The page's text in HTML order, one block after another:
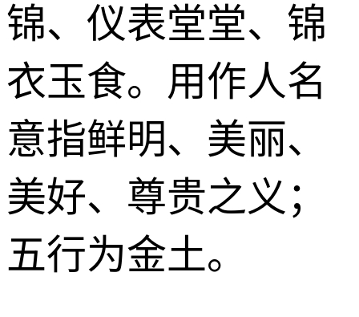
锦、仪表堂堂、锦
衣玉食。用作人名
意指鲜明、美丽、
美好、尊贵之义；
五行为金土。